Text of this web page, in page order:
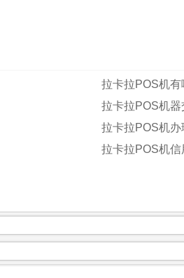
拉卡拉POS机有
拉卡拉POS机器
拉卡拉POS机
拉卡拉POS机